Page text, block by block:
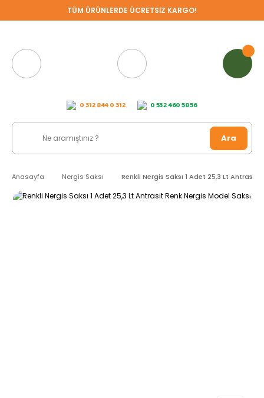
TÜM ÜRÜNLERDE ÜCRETSİZ KARGO!
0 312 844 0 312 0 532 460 58 56
Ara
Anasayfa Nergis Saksı Renkli Nergis Saksı 1 Adet 25,3 Lt Antrasit